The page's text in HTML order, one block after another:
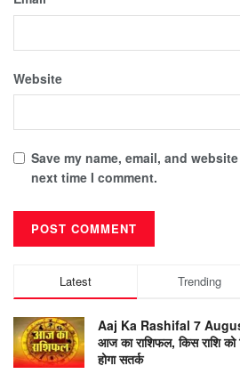
Website
Save my name, email, and
next time I comment.
Latest Trending
Aaj Ka Rashifal 7
आज का राशिफल, किस राशि
होगा सतर्क